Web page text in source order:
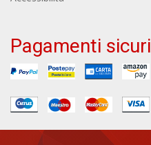
Pagamenti sicuri